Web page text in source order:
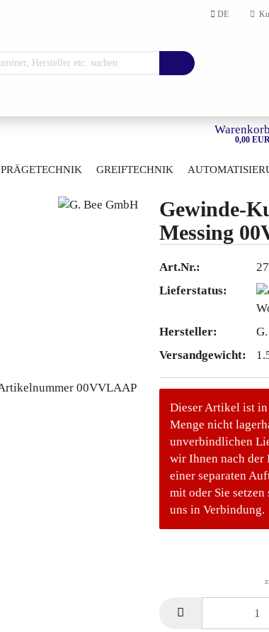
DE
Konto erstellen
Passwort vergessen?
Warenkorb
0,00
PRÄGETECHNIK GREIFTECHNIK
Gewinde-
Messing
Art.Nr.:
Lieferstatus:
Hersteller:
Versandgewicht:
Dieser Artikel ist in
Menge nicht
unverbindlichen
wir Ihnen nach der
einer separaten
mit oder Sie
uns in Verbindung.